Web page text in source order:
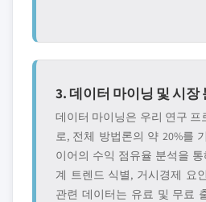
3. 데이터 마이닝 및 시장
데이터 마이닝은 우리 연구 프
로, 전체 방법론의 약 20%를
이어의 수익 점유율 분석을
계 트렌드 식별, 거시경제 요
관련 데이터는 유료 및 무료